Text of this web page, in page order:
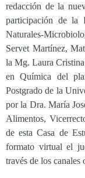
redacción de la
participación de la
Naturales-
Servet Martínez,
la Mg. Laura
en Química del
Postgrado de la
por la Dra. María
Alimentos,
de esta Casa de
formato virtual el
través de los canales